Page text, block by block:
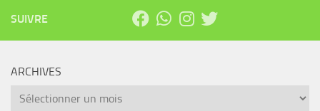
SUIVRE
ARCHIVES
Archives